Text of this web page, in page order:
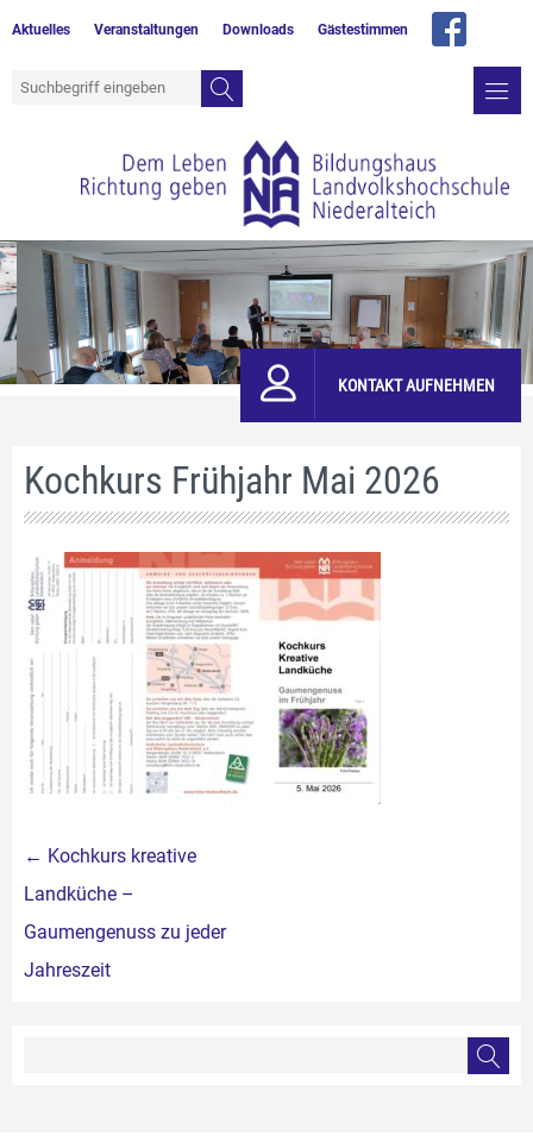
Aktuelles Veranstaltungen Downloads Gästestimmen
KONTAKT AUFNEHMEN
Kochkurs Frühjahr Mai 2026
Beitragsnavigation
← Kochkurs kreative
Landküche –
Gaumengenuss zu jeder
Jahreszeit